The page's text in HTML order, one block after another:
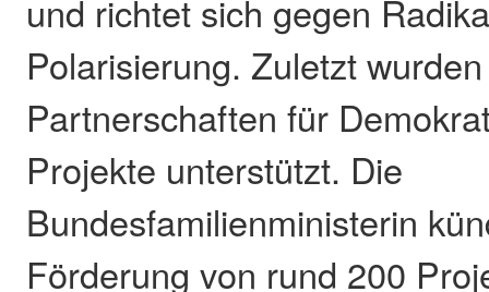
und richtet sich gegen
Polarisierung. Zuletzt
Partnerschaften für
Projekte unterstützt. Die
Bundesfamilienministerin
Förderung von rund 200